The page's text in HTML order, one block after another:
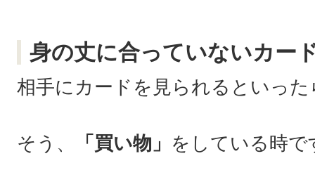
身の丈に合っていないカー
相手にカードを見られるといっ
そう、 「買い物」 をしている時で